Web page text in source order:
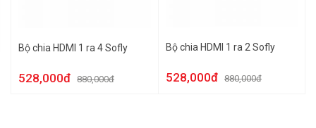
Bộ chia HDMI 1 ra 4 Sofly
528,000đ 880,000đ
Bộ chia HDMI 1 ra 2 Sofly
528,000đ 880,000đ